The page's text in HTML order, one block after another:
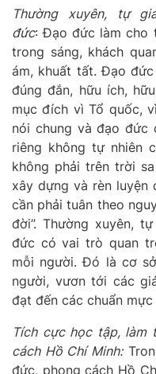
Thường xuyên, tự
đức: Đạo đức làm cho
trong sáng, khách
ám, khuất tất. Đạo
đúng đắn, hữu ích,
mục đích vì Tổ quốc,
nói chung và đạo đức
riêng không tự nhiên
không phải trên trời
xây dựng và rèn luyện
cần phải tuân theo
đời”. Thường xuyên,
đức có vai trò quan
mỗi người. Đó là cơ
người, vươn tới các
đạt đến các chuẩn
Tích cực học tập, làm
cách Hồ Chí Minh:
đức, phong cách Hồ